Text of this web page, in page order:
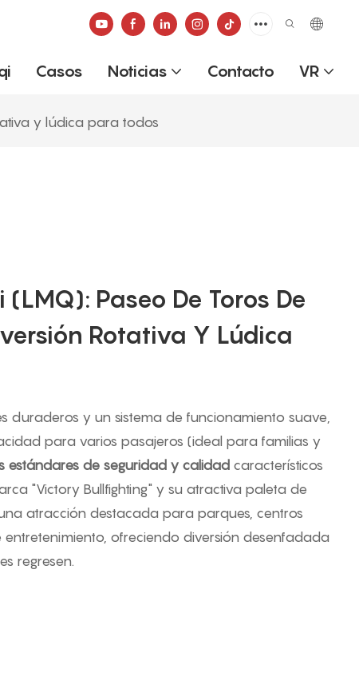
Casos Noticias Contacto VR
y lúdica para todos
Paseo De Toros De
Rotativa Y Lúdica
duraderos y un sistema de funcionamiento suave,
para varios pasajeros (ideal para familias y
estándares de seguridad y calidad característicos
"Victory Bullfighting" y su atractiva paleta de
atracción destacada para parques, centros
ofreciendo diversión desenfadada
regresen.